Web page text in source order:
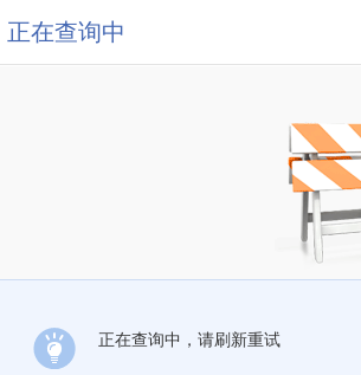
正在查询中
正在查询中，请刷新重试